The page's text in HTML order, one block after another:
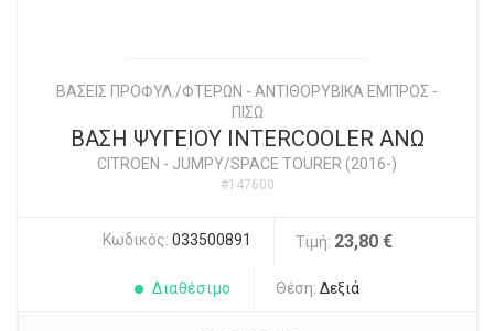
ΒΑΣΕΙΣ ΠΡΟΦΥΛ./ΦΤΕΡΩΝ - ΑΝΤΙΘΟΡΥΒΙΚΑ ΕΜΠΡΟΣ -
ΠΙΣΩ
ΒΑΣΗ ΨΥΓΕΙΟΥ INTERCOOLER ΑΝΩ
CITROEN - JUMPY/SPACE TOURER (2016-)
#147600
Κωδικός: 033500891 Τιμή: 23,80 €
Διαθέσιμο Θέση: Δεξιά